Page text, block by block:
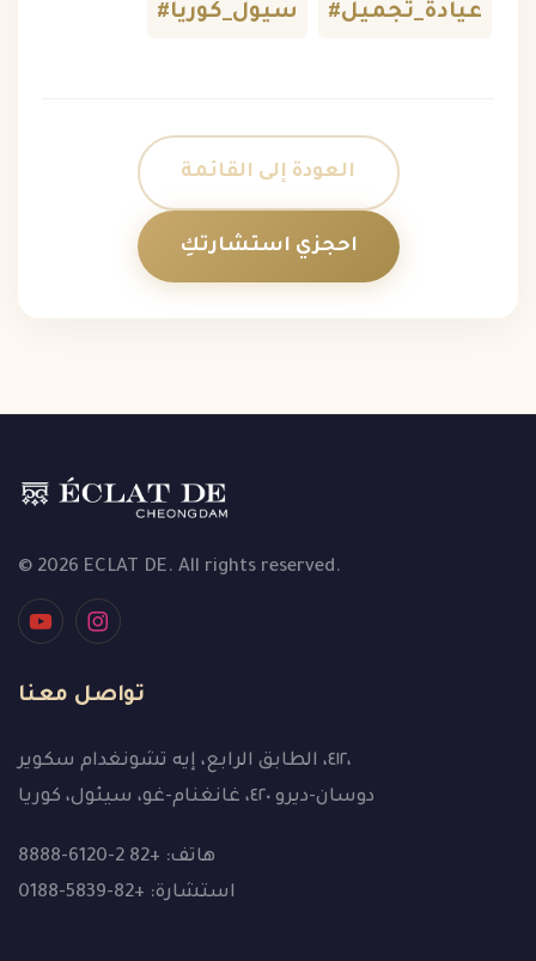
#عيادة_تجميل #سيول_كوريا
العودة إلى القائمة
احجزي استشارتكِ
© 2026 ECLAT DE. All rights reserved.
تواصل معنا
٤١٢، الطابق الرابع، إيه تشونغدام سكوير،
دوسان-ديرو ٤٢٠، غانغنام-غو، سيئول، كوريا
هاتف: +82 2-6120-8888
استشارة: +82-5839-0188